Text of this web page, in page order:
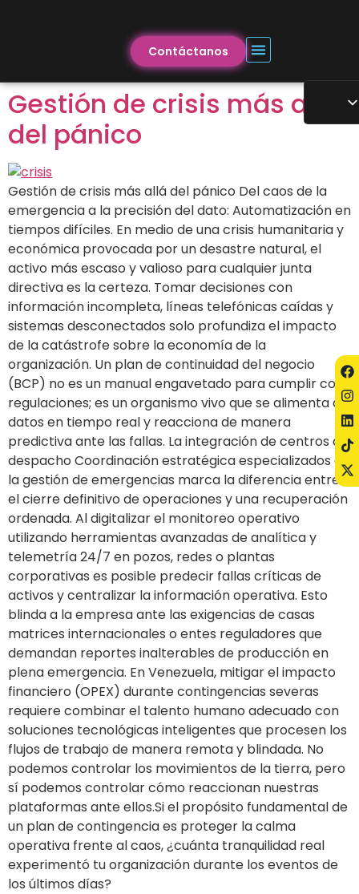
Contáctanos
Gestión de crisis más allá
del pánico
Gestión de crisis más allá del pánico Del caos de la
emergencia a la precisión del dato: Automatización en
tiempos difíciles. En medio de una crisis humanitaria y
económica provocada por un desastre natural, el
activo más escaso y valioso para cualquier junta
directiva es la certeza. Tomar decisiones con
información incompleta, líneas telefónicas caídas y
sistemas desconectados solo profundiza el impacto
de la catástrofe sobre la economía de la
organización. Un plan de continuidad del negocio
(BCP) no es un manual engavetado para cumplir con
regulaciones; es un organismo vivo que se alimenta de
datos en tiempo real y reacciona de manera
predictiva ante las fallas. La integración de centros de
despacho Coordinación estratégica especializados en
la gestión de emergencias marca la diferencia entre
el cierre definitivo de operaciones y una recuperación
ordenada. Al digitalizar el monitoreo operativo
utilizando herramientas avanzadas de analítica y
telemetría 24/7 en pozos, redes o plantas
corporativas es posible predecir fallas críticas de
activos y centralizar la información operativa. Esto
blinda a la empresa ante las exigencias de casas
matrices internacionales o entes reguladores que
demandan reportes inalterables de producción en
plena emergencia. En Venezuela, mitigar el impacto
financiero (OPEX) durante contingencias severas
requiere combinar el talento humano adecuado con
soluciones tecnológicas inteligentes que procesen los
flujos de trabajo de manera remota y blindada. No
podemos controlar los movimientos de la tierra, pero
sí podemos controlar cómo reaccionan nuestras
plataformas ante ellos.Si el propósito fundamental de
un plan de contingencia es proteger la calma
operativa frente al caos, ¿cuánta tranquilidad real
experimentó tu organización durante los eventos de
los últimos días?